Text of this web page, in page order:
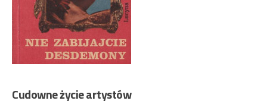
Cudowne życie artystów